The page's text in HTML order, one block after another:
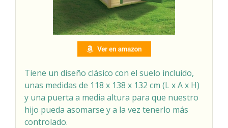
Tiene un diseño clásico con el suelo incluido,
unas medidas de 118 x 138 x 132 cm (L x A x H)
y una puerta a media altura para que nuestro
hijo pueda asomarse y a la vez tenerlo más
controlado.